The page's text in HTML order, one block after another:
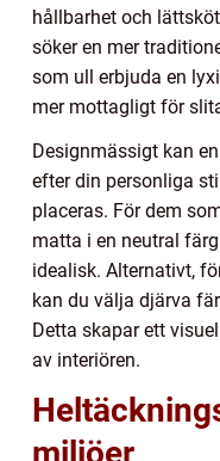
hållbarhet och
söker en mer
som ull erbjuda en
mer mottagligt för
Designmässigt kan
efter din personliga
placeras. För dem
matta i en neutral
idealisk. Alternativt,
kan du välja djärva
Detta skapar ett
av interiören.
miljöer